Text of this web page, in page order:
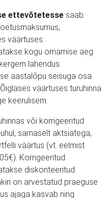
ettevõtetesse saab
väärtuses.
kogu omamise aeg
lahendus.
aastalõpu seisuga osa
väärtuses turuhinna
keerulisem.
või korrigeeritud
sarnaselt aktsiatega,
väärtus (vt. eelmist
Korrigeeritud
diskonteeritud
on arvestatud praeguse
ajaga kasvab ning